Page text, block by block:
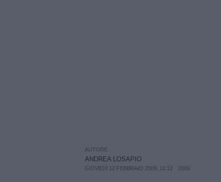
AUTORE
ANDREA LOSAPIO
GIOVEDÌ 12 FEBBRAIO 2009, 11:12 2009